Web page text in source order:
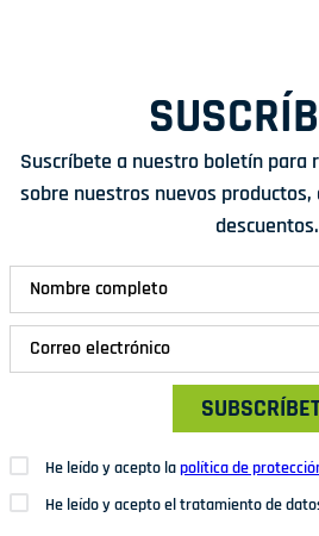
Suscríbete a nuestro boletín para
sobre nuestros nuevos
descuentos.
He leído y acepto lapolítica de
He leído y acepto el tratamiento de